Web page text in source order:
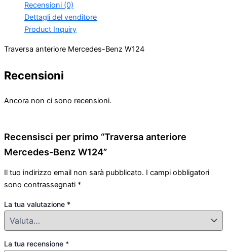
Recensioni (0)
Dettagli del venditore
Product Inquiry
Traversa anteriore Mercedes-Benz W124
Recensioni
Ancora non ci sono recensioni.
Recensisci per primo “Traversa anteriore
Mercedes-Benz W124”
Il tuo indirizzo email non sarà pubblicato. I campi obbligatori
sono contrassegnati *
La tua valutazione *
La tua recensione *